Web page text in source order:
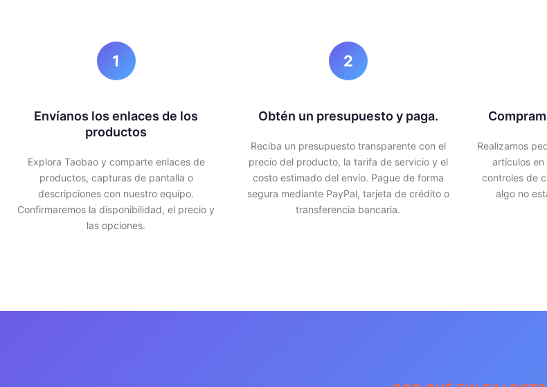
1
Envíanos los enlaces de los
productos
Explora Taobao y comparte enlaces de
productos, capturas de pantalla o
descripciones con nuestro equipo.
Confirmaremos la disponibilidad, el precio y
las opciones.
2
Obtén un presupuesto y paga.
Reciba un presupuesto transparente con el
precio del producto, la tarifa de servicio y el
costo estimado del envío. Pague de forma
segura mediante PayPal, tarjeta de crédito o
transferencia bancaria.
Realizamos
artículos en
controles de
algo no